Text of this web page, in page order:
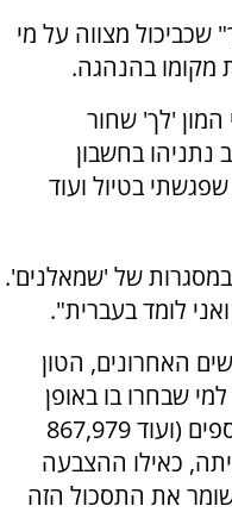
שכביכול מצווה על מי
מקומו בהנהגה.
המון 'לך' שחור
נתניהו בחשבון
בטיול ועוד
במסגרות של 'שמאלנים'.
לומד בעברית".
האחרונים, הטון
שבחרו בו באופן
ישיר אני ועוד 1,352,448 איש נוספים (ועוד 867,979
כאילו ההצבעה
את התסכול הזה